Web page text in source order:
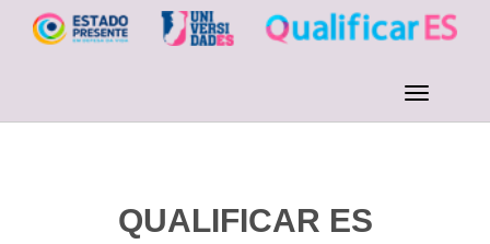
QUALIFICAR ES